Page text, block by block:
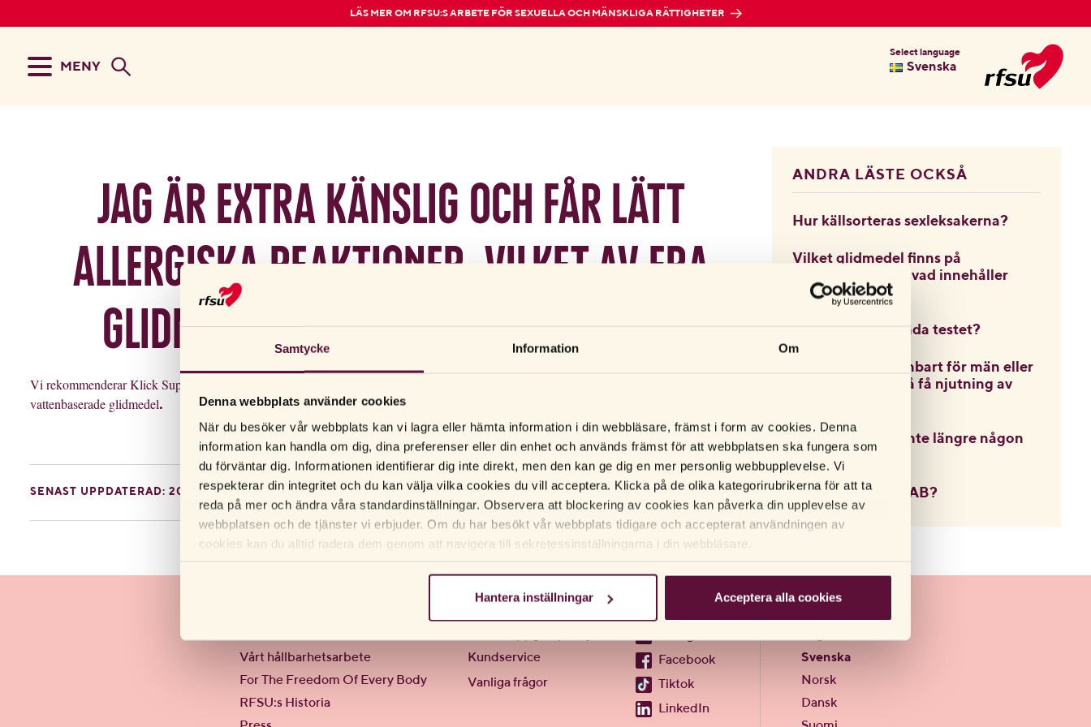
Samtycke Information Om
Denna webbplats använder cookies
När du besöker vår webbplats kan vi lagra eller hämta information i din webbläsare, främst i form av cookies. Denna
information kan handla om dig, dina preferenser eller din enhet och används främst för att webbplatsen ska fungera som
du förväntar dig. Informationen identifierar dig inte direkt, men den kan ge dig en mer personlig webbupplevelse. Vi
respekterar din integritet och du kan välja vilka cookies du vill acceptera. Klicka på de olika kategorirubrikerna för att ta
reda på mer och ändra våra standardinställningar. Observera att blockering av cookies kan påverka din upplevelse av
webbplatsen och de tjänster vi erbjuder. Om du har besökt vår webbplats tidigare och accepterat användningen av
cookies kan du alltid radera dem genom att navigera till sekretessinställningarna i din webbläsare.
Hantera inställningar Acceptera alla cookies
LÄS MER OM RFSU:S ARBETE FÖR SEXUELLA OCH MÄNSKLIGA RÄTTIGHETER
MENY
Select language
Svenska
Jag är extra känslig och får lätt
allergiska reaktioner, vilket av era
glidmedel rekommenderar ni då?
Vi rekommenderarKlick Supreme Glide
vattenbaserade glidmedel.
SENAST UPPDATERAD: 2022.02.25
ANDRA LÄSTE OCKSÅ
Hur källsorteras sexleksakerna?
Vilket glidmedel finns på
kondomerna och vad innehåller
det?
När ska jag använda testet?
Är analpluggar enbart för män eller
kan kvinnor också få njutning av
Varför finns det inte längre någon
nätbutik?
Vilka äger RFSU AB?
Vårt hållbarhetsarbete
For The Freedom Of Every Body
RFSU:s Historia
Kundservice
Vanliga frågor
Facebook
Tiktok
LinkedIn
Svenska
Norsk
Dansk